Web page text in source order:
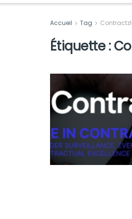
Accueil Tag
Étiquette :